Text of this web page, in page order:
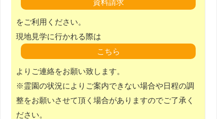
をご利用ください。
現地見学に行かれる際は
よりご連絡をお願い致します。
※霊園の状況によりご案内できない場合や日程の調
整をお願いさせて頂く場合がありますのでご了承く
ださい。